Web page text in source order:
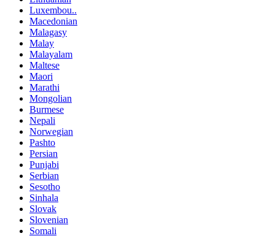
Luxembou..
Macedonian
Malagasy
Malay
Malayalam
Maltese
Maori
Marathi
Mongolian
Burmese
Nepali
Norwegian
Pashto
Persian
Punjabi
Serbian
Sesotho
Sinhala
Slovak
Slovenian
Somali